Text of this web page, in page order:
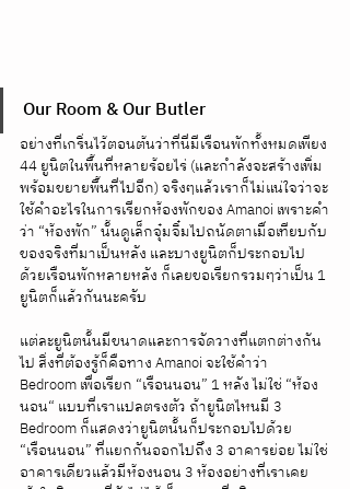
Our Room & Our Butler
อย่างที่เกริ่นไว้ตอนต้นว่าที่นี่มีเรือนพักทั้งหมดเพียง
44 ยูนิตในพื้นที่หลายร้อยไร่ (และกำลังจะสร้างเพิ่ม
พร้อมขยายพื้นที่ไปอีก) จริงๆแล้วเราก็ไม่แน่ใจว่าจะ
ใช้คำอะไรในการเรียกห้องพักของ Amanoi เพราะคำ
ว่า “ห้องพัก” นั้นดูเล็กจุ๋มจิ๋มไปถนัดตาเมื่อเทียบกับ
ของจริงที่มาเป็นหลัง และบางยูนิตก็ประกอบไป
ด้วยเรือนพักหลายหลัง ก็เลยขอเรียกรวมๆว่าเป็น 1
ยูนิตก็แล้วกันนะครับ
แต่ละยูนิตนั้นมีขนาดและการจัดวางที่แตกต่างกัน
ไป สิ่งที่ต้องรู้ก็คือทาง Amanoi จะใช้คำว่า
Bedroom เพื่อเรียก “เรือนนอน” 1 หลัง ไม่ใช่ “ห้อง
นอน“ แบบที่เราแปลตรงตัว ถ้ายูนิตไหนมี 3
Bedroom ก็แสดงว่ายูนิตนั้นก็ประกอบไปด้วย
“เรือนนอน” ที่แยกกันออกไปถึง 3 อาคารย่อย ไม่ใช่
อาคารเดียวแล้วมีห้องนอน 3 ห้องอย่างที่เราเคย